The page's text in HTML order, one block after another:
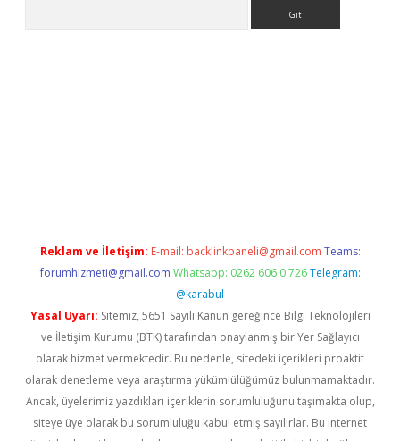
Reklam ve İletişim: E-mail: backlinkpaneli@gmail.com Teams:
forumhizmeti@gmail.com Whatsapp: 0262 606 0 726 Telegram:
@karabul
Yasal Uyarı: Sitemiz, 5651 Sayılı Kanun gereğince Bilgi Teknolojileri
ve İletişim Kurumu (BTK) tarafından onaylanmış bir Yer Sağlayıcı
olarak hizmet vermektedir. Bu nedenle, sitedeki içerikleri proaktif
olarak denetleme veya araştırma yükümlülüğümüz bulunmamaktadır.
Ancak, üyelerimiz yazdıkları içeriklerin sorumluluğunu taşımakta olup,
siteye üye olarak bu sorumluluğu kabul etmiş sayılırlar. Bu internet